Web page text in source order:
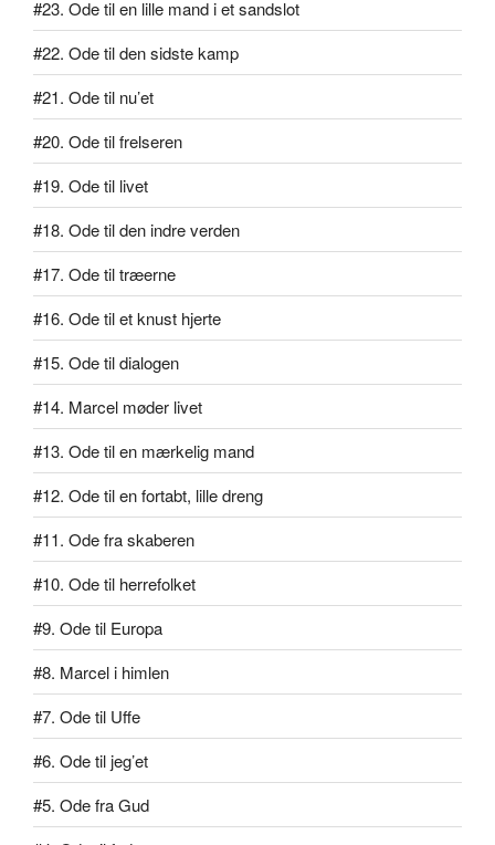
#23. Ode til en lille mand i et sandslot
#22. Ode til den sidste kamp
#21. Ode til nu’et
#20. Ode til frelseren
#19. Ode til livet
#18. Ode til den indre verden
#17. Ode til træerne
#16. Ode til et knust hjerte
#15. Ode til dialogen
#14. Marcel møder livet
#13. Ode til en mærkelig mand
#12. Ode til en fortabt, lille dreng
#11. Ode fra skaberen
#10. Ode til herrefolket
#9. Ode til Europa
#8. Marcel i himlen
#7. Ode til Uffe
#6. Ode til jeg’et
#5. Ode fra Gud